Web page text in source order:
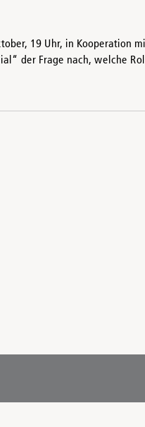
19 Uhr, in Kooperation
der Frage nach, welche